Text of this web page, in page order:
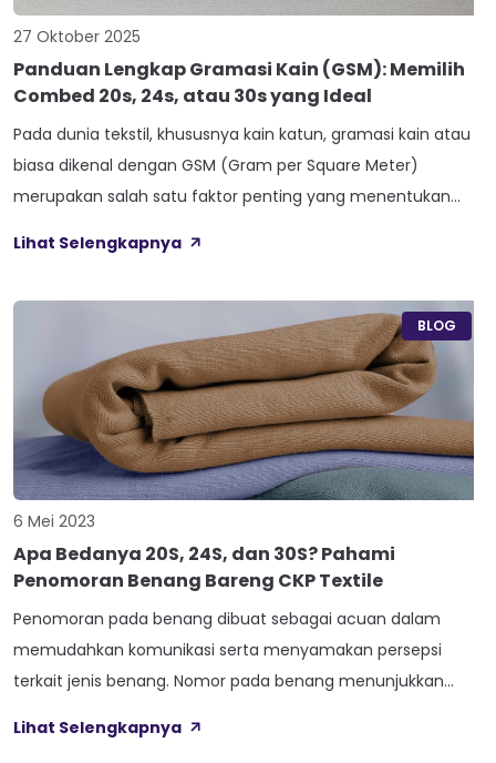
27 Oktober 2025
Panduan Lengkap Gramasi Kain (GSM): Memilih
Combed 20s, 24s, atau 30s yang Ideal
Pada dunia tekstil, khususnya kain katun, gramasi kain atau
biasa dikenal dengan GSM (Gram per Square Meter)
merupakan salah satu faktor penting yang menentukan
parameter GSM yang banyak diperbincangkan dan
combed 30s. Grosir kain dengan standar ini sering kali dipilih
Lihat Selengkapnya
BLOG
6 Mei 2023
Apa Bedanya 20S, 24S, dan 30S? Pahami
Penomoran Benang Bareng CKP Textile
Penomoran pada benang dibuat sebagai acuan dalam
memudahkan komunikasi serta menyamakan persepsi
terkait jenis benang. Nomor pada benang menunjukkan
penomoran sendiri terbagi menjadi dua, Tidak Langsung dan
Lihat Selengkapnya